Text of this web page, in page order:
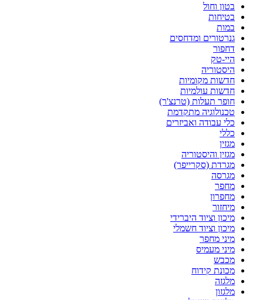
בטון וחול
בטיחות
במות
גנרטורים ומדחסים
דחפור
היי-טק
היסטוריה
חדשות מקומיות
חדשות עולמיות
חופר תעלות (טרנצ'ר)
טכנולוגיה מתקדמת
כלי עבודה ואביזרים
כללי
מגזין
מגזין והיסטוריה
מגרדת (סקרייפר)
מגרסה
מחפר
מחפרון
מיחזור
מיכון וציוד היברידי
מיכון וציוד חשמלי
מיני מחפר
מיני מעמיס
מכבש
מכונת קידוח
מלגזה
מלגזון